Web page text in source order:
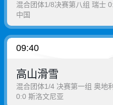
混合团体1/8决赛第八组 瑞士
中国
09:40
高山滑雪
混合团体1/4 决赛第一组 奥地利
0:0 斯洛文尼亚